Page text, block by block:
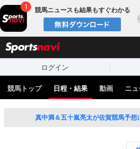
競馬ニュースも結果もすぐわかる
ログイン
競馬トップ 日程・結果 動画 ニュ
真中満＆五十嵐亮太が佐賀競馬予想